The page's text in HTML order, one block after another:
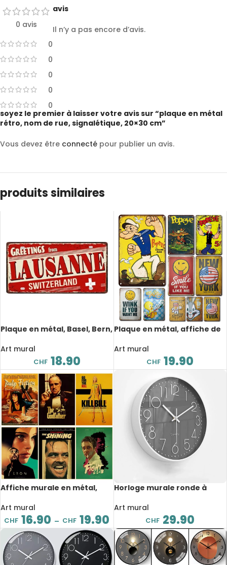
0 avis
0
0
0
0
0
avis
Il n’y a pas encore d’avis.
soyez le premier à laisser votre avis sur “plaque en métal
rétro, nom de rue, signalétique, 20×30 cm”
Vous devez être connecté pour publier un avis.
produits similaires
Plaque en métal, Basel, Bern,
St. Gallen, Zürich, 30 x 15 cm
Art mural
CHF 18.90
Plaque en métal, affiche de
20×30 cm
Art mural
CHF 19.90
Affiche murale en métal,
décoration, 40×30 cm
Art mural
CHF 16.90 – CHF 19.90
Horloge murale ronde à
moderne, diamètre 30 cm
Art mural
CHF 29.90